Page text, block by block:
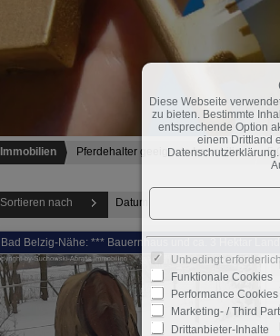
Immobilien Pferdehalter geeignete Immobilien 5
Sortieren nach Datum
Bad Belzig-Nähe: *** Bauernhaus und ca. 3 Hektar
Diese Webseite
zu bieten. Bestimmte
entsprechende Option
einem Drittland
Unbedingt
Funktionale Cookies
Performance Cookies
Marketing- / Third
Drittanbieter-Inhalte